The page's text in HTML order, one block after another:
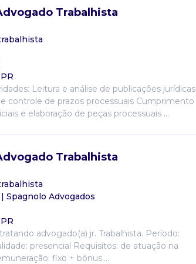
Trabalhista
Leitura e análise de publicações jurídicas
controle de prazos processuais Cumprimento
e elaboração de peças processuais ...
Trabalhista
Spagnolo Advogados
advogado(a) jr. Trabalhista. Período:
presencial Requisitos: de atuação na
fixo + bônus....